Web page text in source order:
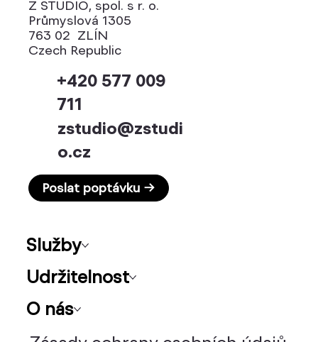
Czech Republic
+420 577 009
711
zstudio@zstudi
o.cz
Poslat poptávku →
763 02 ZLÍN
Průmyslová 1305
Z STUDIO, spol. s r. o.
Služby
Udržitelnost
O nás